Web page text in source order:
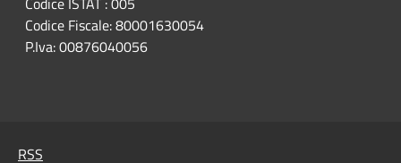
Codice Fiscale: 80001630054
P.Iva: 00876040056
RSS